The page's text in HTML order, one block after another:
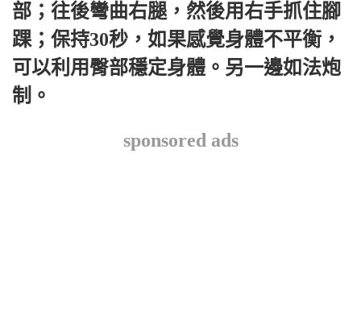
部；往後彎曲右腿，然後用右手抓住腳
踝；保持30秒，如果感覺身體不平衡，
可以利用臀部穩定身體。另一邊如法炮
制。
sponsored ads